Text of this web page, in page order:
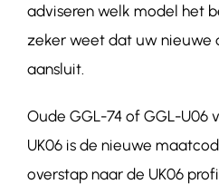
adviseren welk model het
zeker weet dat uw nieuwe
aansluit.
Oude GGL-74 of GGL-U06
UK06 is de nieuwe
overstap naar de UK06